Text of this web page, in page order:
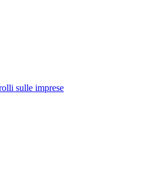
sulle imprese